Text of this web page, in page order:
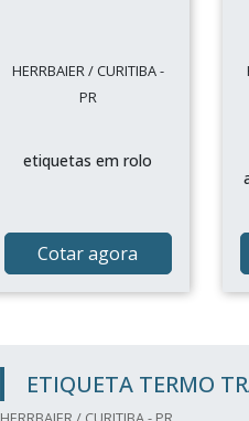
HERRBAIER / CURITIBA -
PR
etiquetas em rolo
Cotar agora
ETIQUETA TERMO